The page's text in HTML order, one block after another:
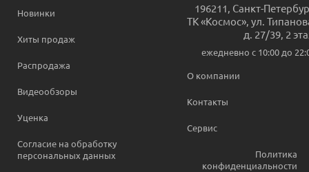
Новинки
Хиты продаж
Распродажа
Видеообзоры
Уценка
Согласие на обработку
персональных данных
196211 Санкт-
ТК «Космос», ул.
д. 27/39, 2
ежедневно c 10:00 до
О компании
Контакты
Сервис
Политика
конфиденциальности